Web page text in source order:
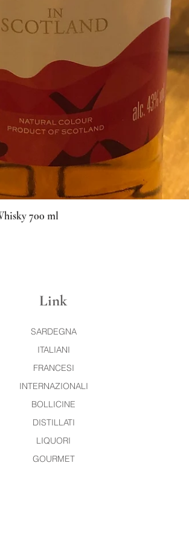
Vista rapida
700 ml
Link
SARDEGNA
ITALIANI
FRANCESI
INTERNAZIONALI
BOLLICINE
DISTILLATI
LIQUORI
GOURMET